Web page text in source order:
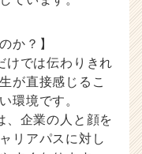
か？】
けでは伝わりきれ
が直接感じるこ
環境です。
、企業の人と顔を
リアパスに対し